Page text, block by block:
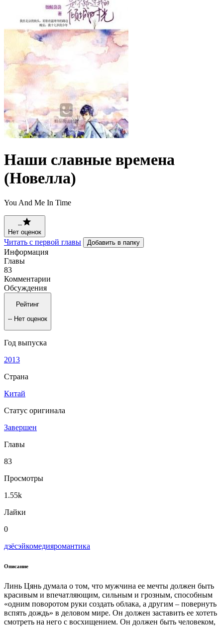
Наши славные времена
(Новелла)
You And Me In Time
--
Нет оценок
Читать с первой главы Добавить в папку
Информация
Главы
83
Комментарии
Обсуждения
Рейтинг
-- Нет оценок
Год выпуска
2013
Страна
Китай
Статус оригинала
Завершен
Главы
83
Просмотры
1.55k
Лайки
0
дзёсэйкомедияромантика
Описание
Линь Цянь думала о том, что мужчина ее мечты должен быть
красивым и впечатляющим, сильным и грозным, способным
«одним поворотом руки создать облака, а другим – повернуть
вспять дождь» в деловом мире. Он должен заставить ее хотеть
смотреть на него с восхищением. Он должен быть человеком,